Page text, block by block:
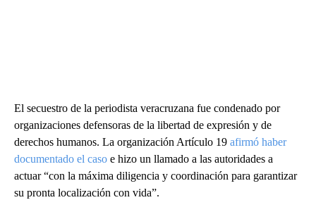
El secuestro de la periodista veracruzana fue condenado por
organizaciones defensoras de la libertad de expresión y de
derechos humanos. La organización Artículo 19 afirmó haber
documentado el caso e hizo un llamado a las autoridades a
actuar “con la máxima diligencia y coordinación para garantizar
su pronta localización con vida”.